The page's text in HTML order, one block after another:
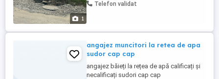
1
Telefon validat
angajez muncitori la retea de apa
sudor cap cap
angajez băieți la rețea de apă calificați și
necalificați sudori cap cap